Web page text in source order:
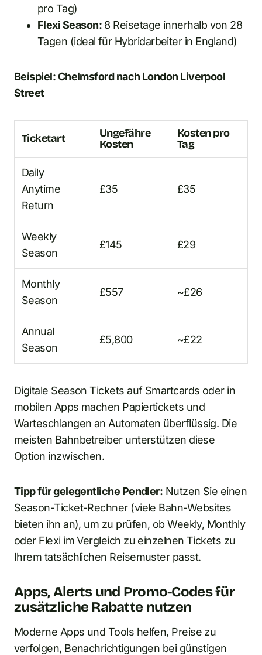
pro Tag)
Flexi Season:8 Reisetage innerhalb von 28
Tagen (ideal für Hybridarbeiter in England)
Beispiel: Chelmsford nach London Liverpool
Street
Ticketart
Ungefähre
Kosten
Kosten pro
Tag
Daily
Anytime
Return
£35 £35
Weekly
Season
£145 £29
Monthly
Season
£557 ~£26
Annual
Season
£5,800 ~£22
Digitale Season Tickets auf Smartcards oder in
mobilen Apps machen Papiertickets und
Warteschlangen an Automaten überflüssig. Die
meisten Bahnbetreiber unterstützen diese
Option inzwischen.
Tipp für gelegentliche Pendler: Nutzen Sie einen
Season-Ticket-Rechner (viele Bahn-Websites
bieten ihn an), um zu prüfen, ob Weekly, Monthly
oder Flexi im Vergleich zu einzelnen Tickets zu
Ihrem tatsächlichen Reisemuster passt.
Apps, Alerts und Promo-Codes für
zusätzliche Rabatte nutzen
Moderne Apps und Tools helfen, Preise zu
verfolgen, Benachrichtigungen bei günstigen